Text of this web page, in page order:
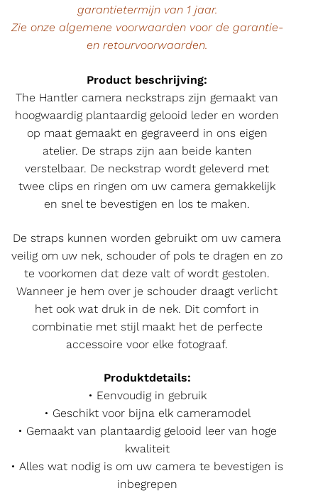
garantietermijn van 1 jaar.
Zie onze algemene voorwaarden voor de garantie-
en retourvoorwaarden.
Product beschrijving:
The Hantler camera neckstraps zijn gemaakt van
hoogwaardig plantaardig gelooid leder en worden
op maat gemaakt en gegraveerd in ons eigen
atelier. De straps zijn aan beide kanten
verstelbaar. De neckstrap wordt geleverd met
twee clips en ringen om uw camera gemakkelijk
en snel te bevestigen en los te maken.
De straps kunnen worden gebruikt om uw camera
veilig om uw nek, schouder of pols te dragen en zo
te voorkomen dat deze valt of wordt gestolen.
Wanneer je hem over je schouder draagt verlicht
het ook wat druk in de nek. Dit comfort in
combinatie met stijl maakt het de perfecte
accessoire voor elke fotograaf.
Produktdetails:
• Eenvoudig in gebruik
• Geschikt voor bijna elk cameramodel
• Gemaakt van plantaardig gelooid leer van hoge
kwaliteit
• Alles wat nodig is om uw camera te bevestigen is
inbegrepen